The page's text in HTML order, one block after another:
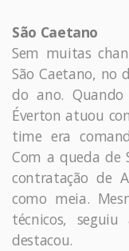
São Caetano
Sem muitas
São Caetano, no
do ano.
Éverton atuou
time era
Com a queda de
contratação de
como meia.
técnicos,
destacou.